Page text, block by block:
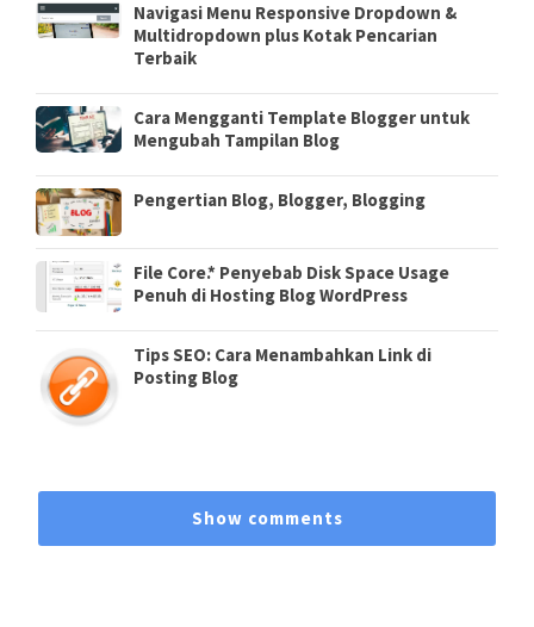
Navigasi Menu Responsive Dropdown &
Multidropdown plus Kotak Pencarian
Terbaik
Cara Mengganti Template Blogger untuk
Mengubah Tampilan Blog
Pengertian Blog, Blogger, Blogging
File Core.* Penyebab Disk Space Usage
Penuh di Hosting Blog WordPress
Tips SEO: Cara Menambahkan Link di
Posting Blog
Show comments